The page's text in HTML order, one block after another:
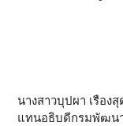
นางสาวบุปผา เรือง
แทนอธิบดีกรมพัฒนา